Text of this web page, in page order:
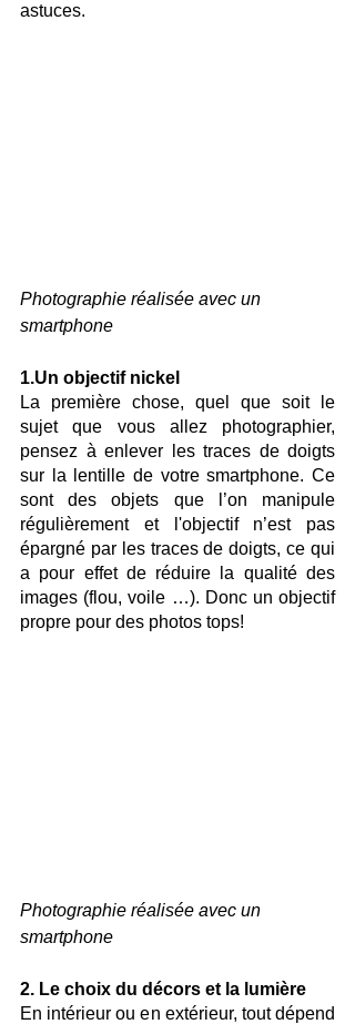
astuces.
Photographie réalisée avec un
smartphone
1.Un objectif nickel
La première chose, quel que soit le
sujet que vous allez photographier,
pensez à enlever les traces de doigts
sur la lentille de votre smartphone. Ce
sont des objets que l’on manipule
régulièrement et l'objectif n’est pas
épargné par les traces de doigts, ce qui
a pour effet de réduire la qualité des
images (flou, voile …). Donc un objectif
propre pour des photos tops!
Photographie réalisée avec un
smartphone
2. Le choix du décors et la lumière
En intérieur ou en extérieur, tout dépend